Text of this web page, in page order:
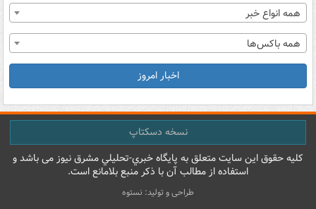
همه انواع خبر
همه باکس‌ها
اخبار امروز
نسخه دسکتاپ
کليه حقوق اين سايت متعلق به پایگاه خبري-تحليلي مشرق نيوز می باشد و
استفاده از مطالب آن با ذکر منبع بلامانع است.
طراحی و تولید: نستوه